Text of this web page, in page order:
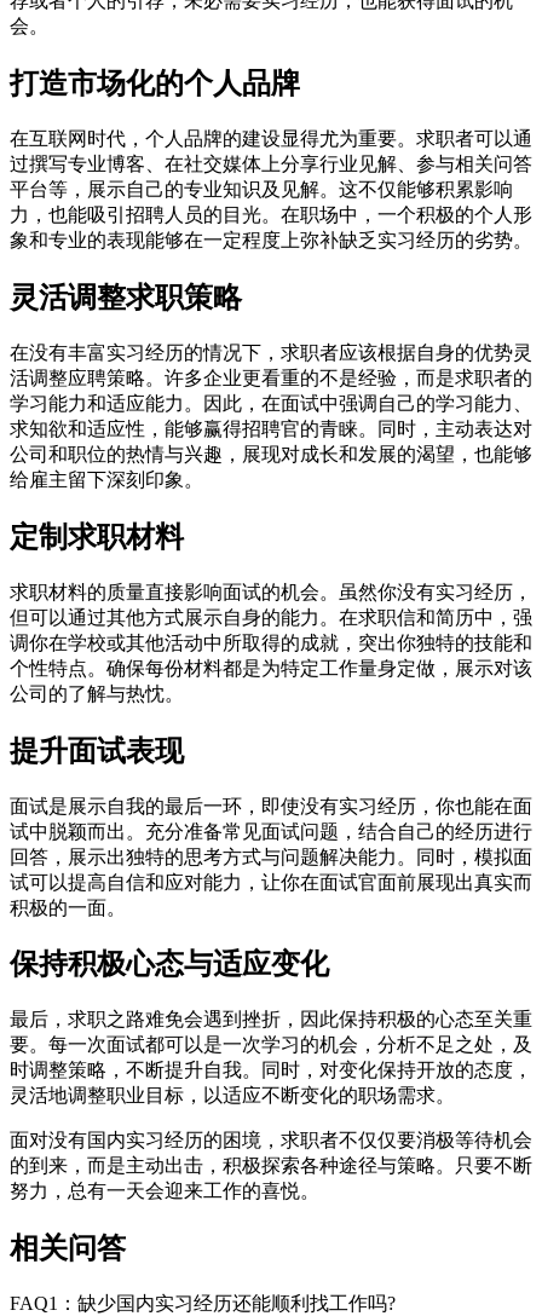
会。
打造市场化的个人品牌
在互联网时代，个人品牌的建设显得尤为重要。求职者可以通
过撰写专业博客、在社交媒体上分享行业见解、参与相关问答
平台等，展示自己的专业知识及见解。这不仅能够积累影响
力，也能吸引招聘人员的目光。在职场中，一个积极的个人形
象和专业的表现能够在一定程度上弥补缺乏实习经历的劣势。
灵活调整求职策略
在没有丰富实习经历的情况下，求职者应该根据自身的优势灵
活调整应聘策略。许多企业更看重的不是经验，而是求职者的
学习能力和适应能力。因此，在面试中强调自己的学习能力、
求知欲和适应性，能够赢得招聘官的青睐。同时，主动表达对
公司和职位的热情与兴趣，展现对成长和发展的渴望，也能够
给雇主留下深刻印象。
定制求职材料
求职材料的质量直接影响面试的机会。虽然你没有实习经历，
但可以通过其他方式展示自身的能力。在求职信和简历中，强
调你在学校或其他活动中所取得的成就，突出你独特的技能和
个性特点。确保每份材料都是为特定工作量身定做，展示对该
公司的了解与热忱。
提升面试表现
面试是展示自我的最后一环，即使没有实习经历，你也能在面
试中脱颖而出。充分准备常见面试问题，结合自己的经历进行
回答，展示出独特的思考方式与问题解决能力。同时，模拟面
试可以提高自信和应对能力，让你在面试官面前展现出真实而
积极的一面。
保持积极心态与适应变化
最后，求职之路难免会遇到挫折，因此保持积极的心态至关重
要。每一次面试都可以是一次学习的机会，分析不足之处，及
时调整策略，不断提升自我。同时，对变化保持开放的态度，
灵活地调整职业目标，以适应不断变化的职场需求。
面对没有国内实习经历的困境，求职者不仅仅要消极等待机会
的到来，而是主动出击，积极探索各种途径与策略。只要不断
努力，总有一天会迎来工作的喜悦。
相关问答
FAQ1：缺少国内实习经历还能顺利找工作吗?